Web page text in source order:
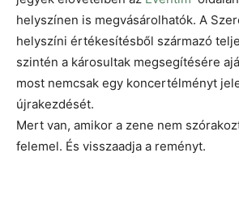
helyszínen is megvásárolhatók. A
helyszíni értékesítésből származó
szintén a károsultak megsegítésére
most nemcsak egy koncertélményt
újrakezdését.
Mert van, amikor a zene nem
felemel. És visszaadja a reményt.